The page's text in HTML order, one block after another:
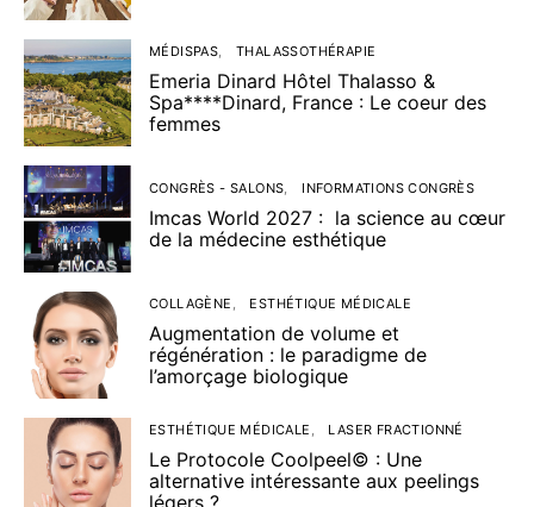
MÉDISPAS THALASSOTHÉRAPIE
Emeria Dinard Hôtel Thalasso &
Spa****Dinard, France : Le coeur des
femmes
CONGRÈS - SALONS INFORMATIONS CONGRÈS
Imcas World 2027 : la science au cœur
de la médecine esthétique
COLLAGÈNE ESTHÉTIQUE MÉDICALE
Augmentation de volume et
régénération : le paradigme de
l’amorçage biologique
ESTHÉTIQUE MÉDICALE LASER FRACTIONNÉ
Le Protocole Coolpeel© : Une
alternative intéressante aux peelings
légers ?